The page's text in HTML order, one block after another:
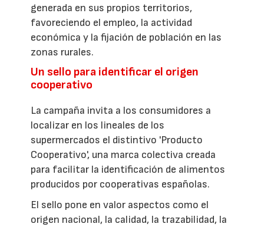
generada en sus propios territorios,
favoreciendo el empleo, la actividad
económica y la fijación de población en las
zonas rurales.
Un sello para identificar el origen
cooperativo
La campaña invita a los consumidores a
localizar en los lineales de los
supermercados el distintivo 'Producto
Cooperativo', una marca colectiva creada
para facilitar la identificación de alimentos
producidos por cooperativas españolas.
El sello pone en valor aspectos como el
origen nacional, la calidad, la trazabilidad, la